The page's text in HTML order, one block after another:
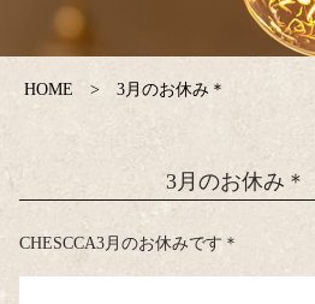
HOME 3月のお休み＊
3月のお休み＊
CHESCCA3月のお休みです＊